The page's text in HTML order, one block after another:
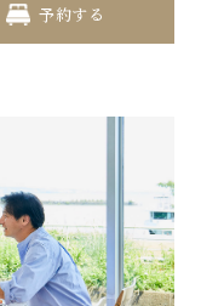
予約する